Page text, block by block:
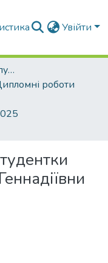
Увійти
Атестаційні роботи випускників
роботи